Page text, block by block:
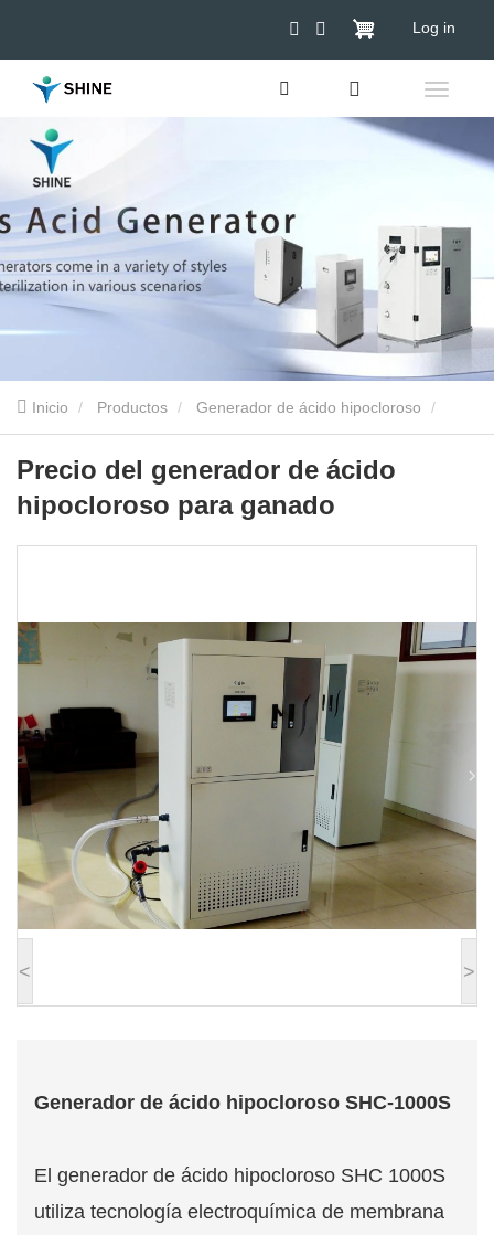
Log in
Inicio Productos Generador de ácido hipocloroso
Generador hipocloroso para ganado Precio del generador de
ácido hipocloroso para ganado
< >
Precio del generador de ácido
hipocloroso para ganado
Generador de ácido hipocloroso SHC-1000S
El generador de ácido hipocloroso SHC 1000S
utiliza tecnología electroquímica de membrana